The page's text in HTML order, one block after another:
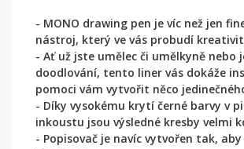
- MONO drawing pen je víc než jen
nástroj, který ve vás probudí
- Ať už jste umělec či umělkyně nebo
doodlování, tento liner vás dokáže
pomoci vám vytvořit něco
- Díky vysokému krytí černé barvy v
inkoustu jsou výsledné kresby velmi
- Popisovač je navíc vytvořen tak,